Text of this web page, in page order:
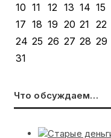
10 11 12 13 14 15
17 18 19 20 21 22
24 25 26 27 28 29
31
Что обсуждаем…